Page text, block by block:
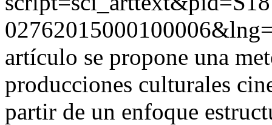
artículo se propone una
producciones culturales
partir de un enfoque